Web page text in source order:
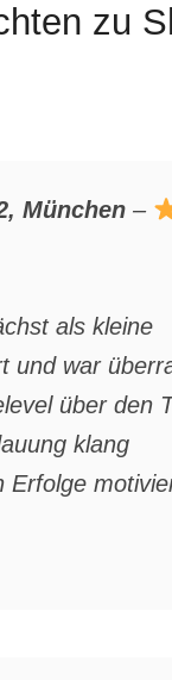
zu
München –
als kleine
und war
über den
klang
Erfolge